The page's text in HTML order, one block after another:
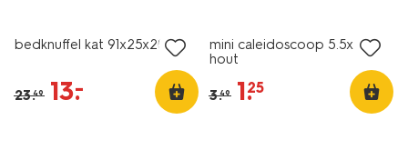
bedknuffel kat 91x25x20cm
23.49 13.
–
mini caleidoscoop 5.5x5cm
hout
3.49 1.
25